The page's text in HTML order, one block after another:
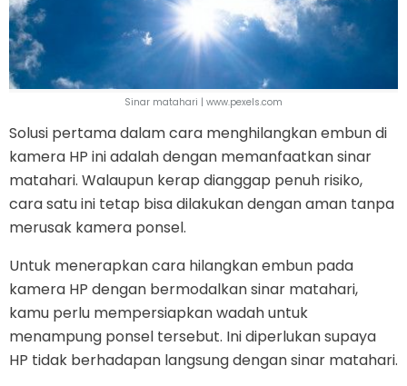
Sinar matahari | www.pexels.com
Solusi pertama dalam cara menghilangkan embun di
kamera HP ini adalah dengan memanfaatkan sinar
matahari. Walaupun kerap dianggap penuh risiko,
cara satu ini tetap bisa dilakukan dengan aman tanpa
merusak kamera ponsel.
Untuk menerapkan cara hilangkan embun pada
kamera HP dengan bermodalkan sinar matahari,
kamu perlu mempersiapkan wadah untuk
menampung ponsel tersebut. Ini diperlukan supaya
HP tidak berhadapan langsung dengan sinar matahari.